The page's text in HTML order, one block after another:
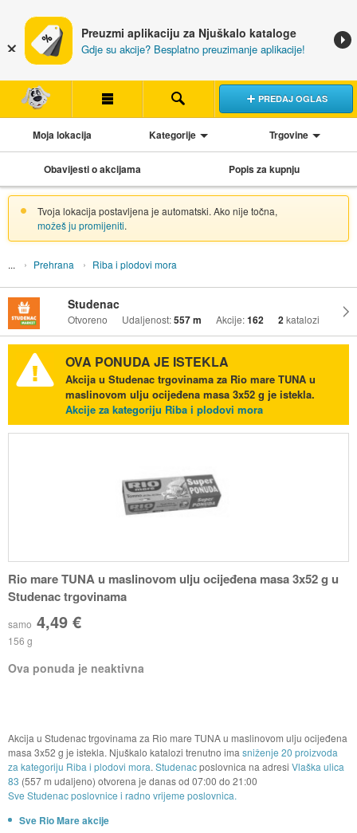
Preuzmi aplikaciju za Njuškalo kataloge
Gdje su akcije? Besplatno preuzimanje aplikacije!
PREDAJ OGLAS
Moja lokacija Kategorije Trgovine
Obavijesti o akcijama Popis za kupnju
Tvoja lokacija postavljena je automatski. Ako nije točna,
možeš ju promijeniti.
Prehrana Riba i plodovi mora
Studenac
Otvoreno Udaljenost:557 m Akcije:162 2katalozi
OVA PONUDA JE ISTEKLA
Akcija u Studenac trgovinama za Rio mare TUNA u
maslinovom ulju ocijeđena masa 3x52 g je istekla.
Akcije za kategoriju Riba i plodovi mora
Rio mare TUNA u maslinovom ulju ocijeđena masa 3x52 g u
Studenac trgovinama
samo 4,49 €
156 g
Ova ponuda je neaktivna
Akcija u Studenac trgovinama za Rio mare TUNA u maslinovom ulju ocijeđena
masa 3x52 g je istekla. Njuškalo katalozi trenutno ima sniženje 20 proizvoda
za kategoriju Riba i plodovi mora. Studenacposlovnica na adresi Vlaška ulica
83 (557 m udaljeno) otvorena je danas od 07:00 do 21:00
Sve Studenac poslovnice i radno vrijeme poslovnica.
Sve Rio Mare akcije